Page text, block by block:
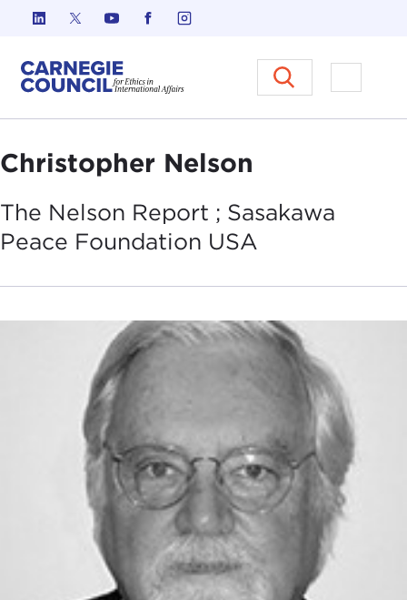
Skip to content
Carnegie Council sur
Ouvrir
Christopher Nelson
The Nelson Report ; Sasakawa
Peace Foundation USA